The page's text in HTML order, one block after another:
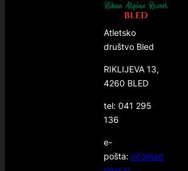
Atletsko
društvo Bled
RIKLIJEVA 13,
4260 BLED
tel: 041 295
136
e-
pošta: info@ad